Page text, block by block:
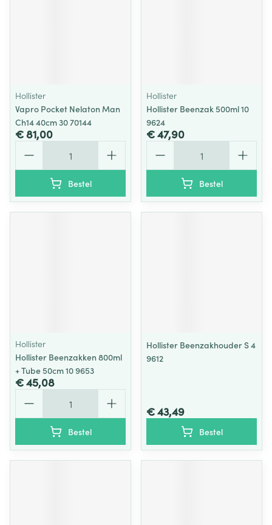
Hollister
Vapro Pocket Nelaton Man
Ch14 40cm 30 70144
€ 81,00
Bestel
Hollister
Hollister Beenzak 500ml 10
9624
€ 47,90
Bestel
Hollister
Hollister Beenzakken 800ml
+ Tube 50cm 10 9653
€ 45,08
Bestel
Hollister Beenzakhouder S 4
9612
€ 43,49
Bestel